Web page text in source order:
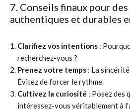
7. Conseils finaux pour
authentiques et durables
Clarifiez vos intentions :
recherchez-vous ?
Prenez votre temps : La
Évitez de forcer le rythme.
Cultivez la curiosité : Posez des
intéressez-vous véritablement à